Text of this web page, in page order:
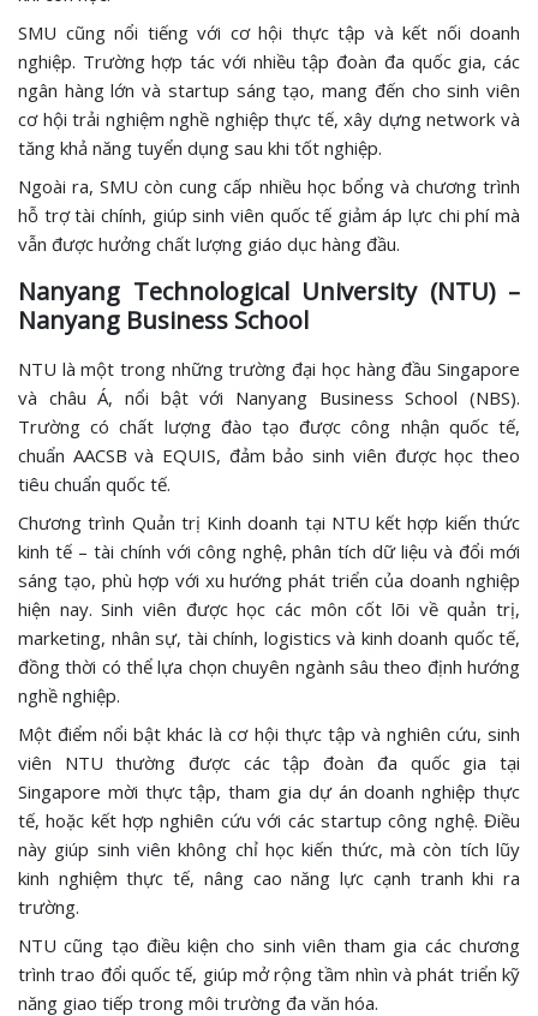
SMU cũng nổi tiếng với cơ hội thực tập và kết nối doanh
nghiệp. Trường hợp tác với nhiều tập đoàn đa quốc gia, các
ngân hàng lớn và startup sáng tạo, mang đến cho sinh viên
cơ hội trải nghiệm nghề nghiệp thực tế, xây dựng network và
tăng khả năng tuyển dụng sau khi tốt nghiệp.
Ngoài ra, SMU còn cung cấp nhiều học bổng và chương trình
hỗ trợ tài chính, giúp sinh viên quốc tế giảm áp lực chi phí mà
vẫn được hưởng chất lượng giáo dục hàng đầu.
Nanyang Technological University (NTU) –
Nanyang Business School
NTU là một trong những trường đại học hàng đầu Singapore
và châu Á, nổi bật với Nanyang Business School (NBS).
Trường có chất lượng đào tạo được công nhận quốc tế,
chuẩn AACSB và EQUIS, đảm bảo sinh viên được học theo
tiêu chuẩn quốc tế.
Chương trình Quản trị Kinh doanh tại NTU kết hợp kiến thức
kinh tế – tài chính với công nghệ, phân tích dữ liệu và đổi mới
sáng tạo, phù hợp với xu hướng phát triển của doanh nghiệp
hiện nay. Sinh viên được học các môn cốt lõi về quản trị,
marketing, nhân sự, tài chính, logistics và kinh doanh quốc tế,
đồng thời có thể lựa chọn chuyên ngành sâu theo định hướng
nghề nghiệp.
Một điểm nổi bật khác là cơ hội thực tập và nghiên cứu, sinh
viên NTU thường được các tập đoàn đa quốc gia tại
Singapore mời thực tập, tham gia dự án doanh nghiệp thực
tế, hoặc kết hợp nghiên cứu với các startup công nghệ. Điều
này giúp sinh viên không chỉ học kiến thức, mà còn tích lũy
kinh nghiệm thực tế, nâng cao năng lực cạnh tranh khi ra
trường.
NTU cũng tạo điều kiện cho sinh viên tham gia các chương
trình trao đổi quốc tế, giúp mở rộng tầm nhìn và phát triển kỹ
năng giao tiếp trong môi trường đa văn hóa.